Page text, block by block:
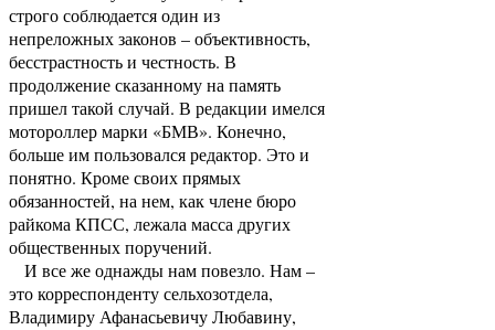
строго соблюдается один из
непреложных законов – объективность,
бесстрастность и честность. В
продолжение сказанному на память
пришел такой случай. В редакции имелся
мотороллер марки «БМВ». Конечно,
больше им пользовался редактор. Это и
понятно. Кроме своих прямых
обязанностей, на нем, как члене бюро
райкома КПСС, лежала масса других
общественных поручений.
И все же однажды нам повезло. Нам –
это корреспонденту сельхозотдела,
Владимиру Афанасьевичу Любавину,